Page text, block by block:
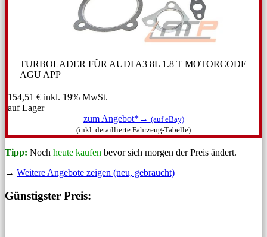
TURBOLADER FÜR AUDI A3 8L 1.8 T MOTORCODE
AGU APP
154,51 € inkl. 19% MwSt.
auf Lager
zum Angebot*→ (auf eBay)
(inkl. detaillierte Fahrzeug-Tabelle)
Tipp: Noch heute kaufen bevor sich morgen der Preis ändert.
→ Weitere Angebote zeigen (neu, gebraucht)
Günstigster Preis: